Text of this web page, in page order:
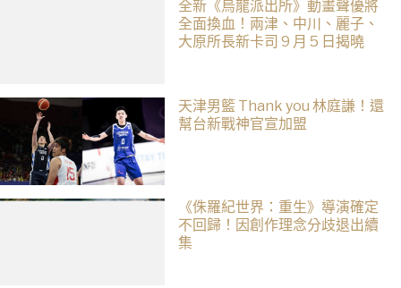
全新《烏龍派出所》動畫聲優將
全面換血！兩津、中川、麗子、
大原所長新卡司 9 月 5 日揭曉
天津男籃 Thank you 林庭謙！還
幫台新戰神官宣加盟
《侏羅紀世界：重生》導演確定
不回歸！因創作理念分歧退出續
集